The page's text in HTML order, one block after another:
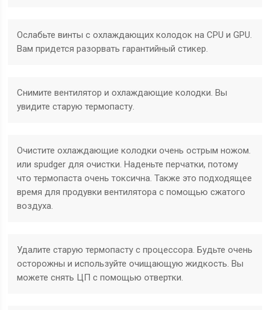
Ослабьте винты с охлаждающих колодок на CPU и GPU.
Вам придется разорвать гарантийный стикер.
Снимите вентилятор и охлаждающие колодки. Вы
увидите старую термопасту.
Очистите охлаждающие колодки очень острым ножом.
или spudger для очистки. Наденьте перчатки, потому
что термопаста очень токсична. Также это подходящее
время для продувки вентилятора с помощью сжатого
воздуха.
Удалите старую термопасту с процессора. Будьте очень
осторожны и используйте очищающую жидкость. Вы
можете снять ЦП с помощью отвертки.